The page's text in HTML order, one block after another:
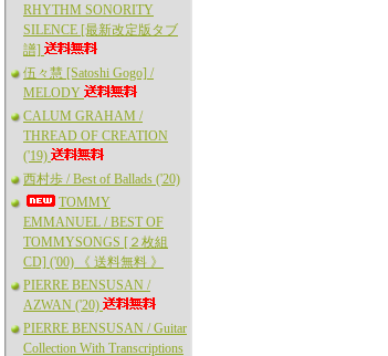
RHYTHM SONORITY
SILENCE [最新改定版タブ
譜]
伍々慧 [Satoshi Gogo] /
MELODY
CALUM GRAHAM /
THREAD OF CREATION
('19)
西村歩 / Best of Ballads ('20)
TOMMY
EMMANUEL / BEST OF
TOMMYSONGS [２枚組
CD] ('00) 《 送料無料 》
PIERRE BENSUSAN /
AZWAN ('20)
PIERRE BENSUSAN / Guitar
Collection With Transcriptions